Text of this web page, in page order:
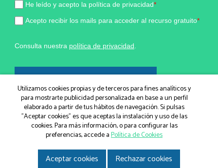
He leído y acepto la política de privacidad*
Acepto recibir los mails para acceder al recurso gratuito*
Consulta nuestra política de privacidad.
Marketing por
ActiveCampaign
© IGEM, Institut Guxens de Medicina Integrativa 2026
Utilizamos cookies propias y de terceros para fines analíticos y
para mostrarte publicidad personalizada en base a un perfil
elaborado a partir de tus hábitos de navegación. Si pulsas
"Aceptar cookies" es que aceptas la instalación y uso de las
cookies. Para más información, o para configurar las
preferencias, accede aPolítica de Cookies
Aceptar cookies Rechazar cookies